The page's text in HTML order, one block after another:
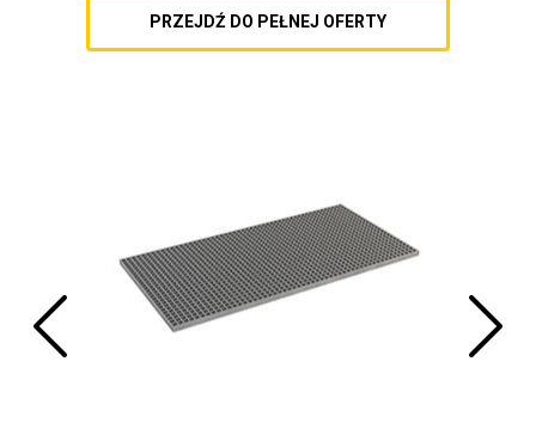
PRZEJDŹ DO PEŁNEJ OFERTY